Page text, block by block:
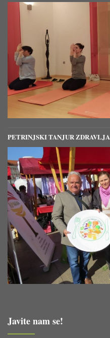
PETRINJSKI TANJUR ZDRAVLJA
Javite nam se!